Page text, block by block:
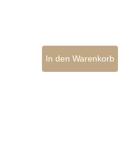
In den Warenkorb